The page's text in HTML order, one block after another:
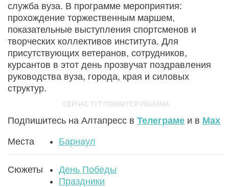
служба вуза. В программе мероприятия:
прохождение торжественным маршем,
показательные выступления спортсменов и
творческих коллективов института. Для
присутствующих ветеранов, сотрудников,
курсантов в этот день прозвучат поздравления
руководства вуза, города, края и силовых
структур.
Подпишитесь на Алтапресс в Телеграме и в Max
Места Барнаул
Сюжеты
День Победы
Праздники